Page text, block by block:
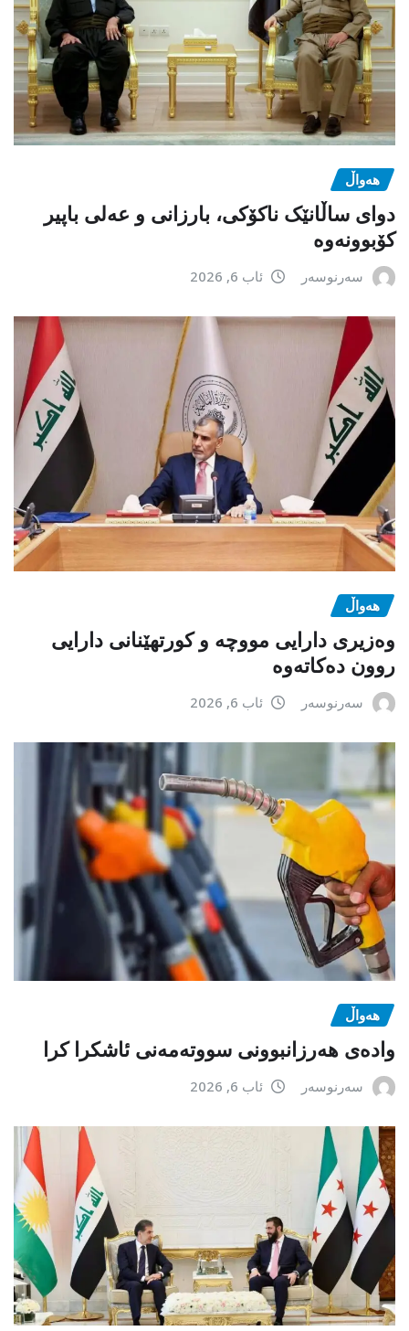
هەواڵ
دوای ساڵانێک ناکۆکی، بارزانی و عەلی باپیر
کۆبوونەوە
سەرنوسەر ئاب 6, 2026
هەواڵ
وەزیری دارایی مووچە و کورتهێنانی دارایی
روون دەکاتەوە
سەرنوسەر ئاب 6, 2026
هەواڵ
وادەی هەرزانبوونی سووتەمەنی ئاشکرا کرا
سەرنوسەر ئاب 6, 2026